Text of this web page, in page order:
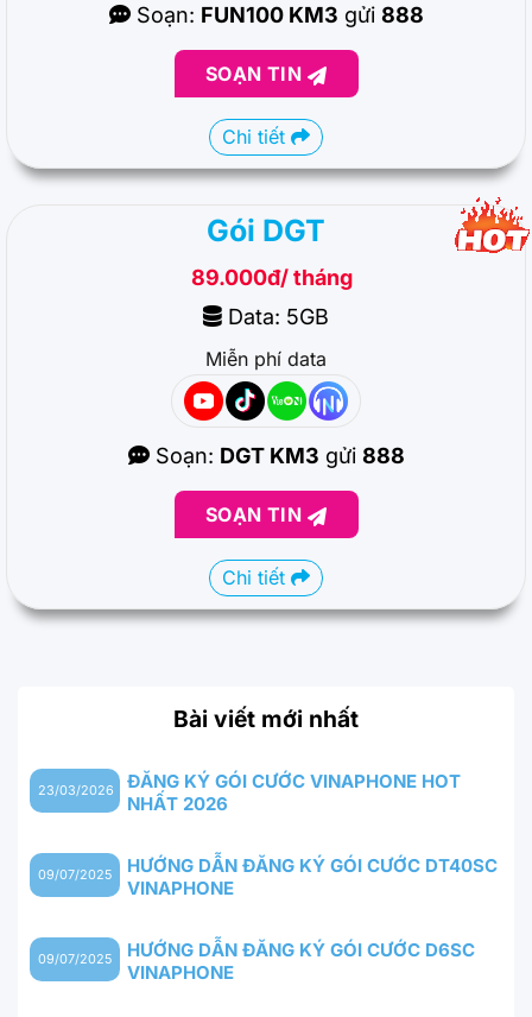
Soạn: FUN100 KM3 gửi 888
SOẠN TIN
Chi tiết
Gói DGT
89.000đ/ tháng
Data: 5GB
Miễn phí data
Soạn: DGT KM3 gửi 888
SOẠN TIN
Chi tiết
Bài viết mới nhất
ĐĂNG KÝ GÓI CƯỚC VINAPHONE HOT
NHẤT 2026
23/03/2026
HƯỚNG DẪN ĐĂNG KÝ GÓI CƯỚC DT40SC
VINAPHONE
09/07/2025
HƯỚNG DẪN ĐĂNG KÝ GÓI CƯỚC D6SC
VINAPHONE
09/07/2025